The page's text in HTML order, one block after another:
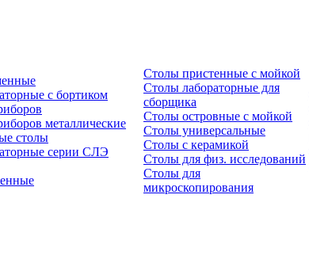
с бортиком
металлические
столы
серии СЛЭ
Столы пристенные с мойкой
Столы лабораторные для
сборщика
Столы островные с мойкой
Столы универсальные
Столы с керамикой
Столы для физ. исследований
Столы для
микроскопирования